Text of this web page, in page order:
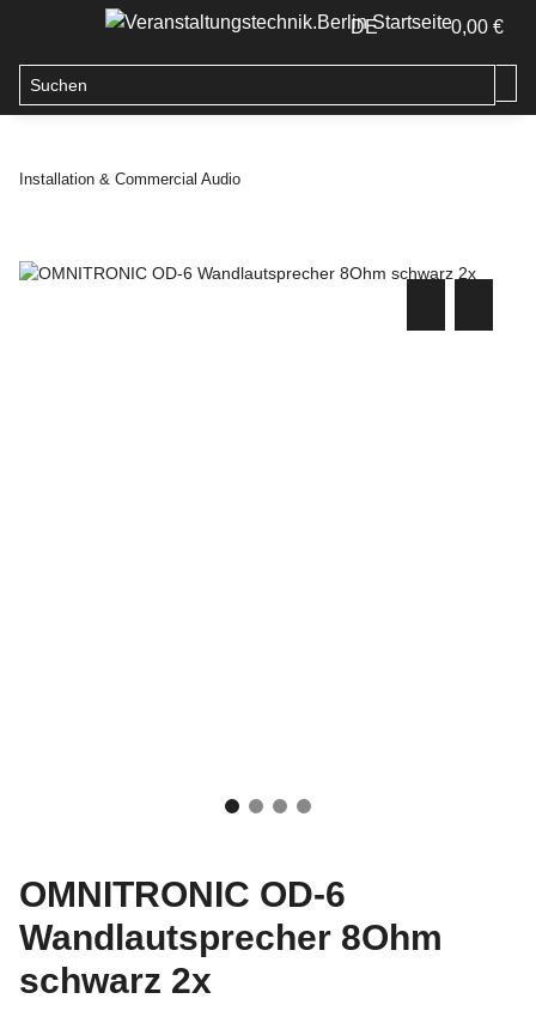
DE 0,00 €
Installation & Commercial Audio
OMNITRONIC OD-6
Wandlautsprecher 8Ohm
schwarz 2x